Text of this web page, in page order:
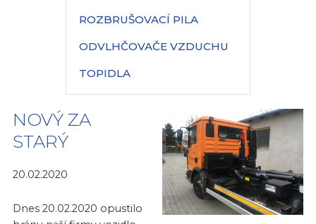
ROZBRUŠOVACÍ PILA
ODVLHČOVAČE VZDUCHU
TOPIDLA
NOVÝ ZA
STARÝ
20.02.2020
Dnes 20.02.2020 opustilo